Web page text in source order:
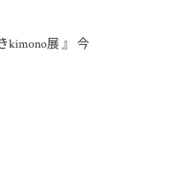
kimono展 』 今